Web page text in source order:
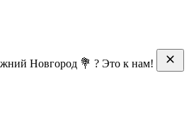
Новгород 💐 ? Это к нам!